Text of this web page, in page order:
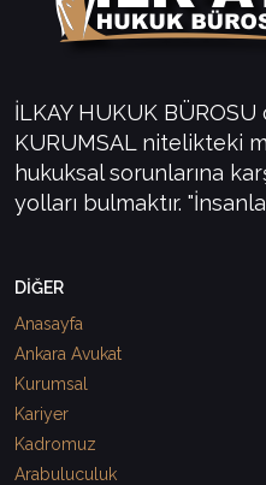
İLKAY HUKUK BÜROSU
KURUMSAL nitelikteki
hukuksal sorunlarına
yolları bulmaktır.
DİĞER
Anasayfa
Ankara Avukat
Kurumsal
Kariyer
Kadromuz
Arabuluculuk